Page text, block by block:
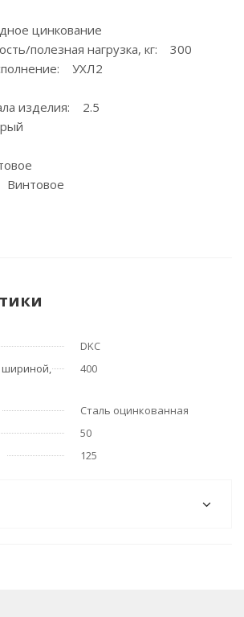
цинкование
полезная нагрузка, кг: 300
УХЛ2
изделия: 2.5
Винтовое
DKC
шириной,
400
Сталь оцинкованная
50
125